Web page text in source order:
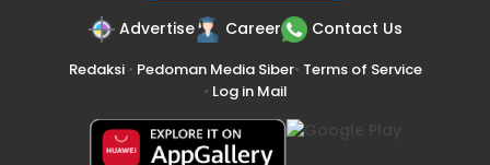
Advertise Career Contact Us
Redaksi• Pedoman Media Siber• Terms of Service
• Log in Mail